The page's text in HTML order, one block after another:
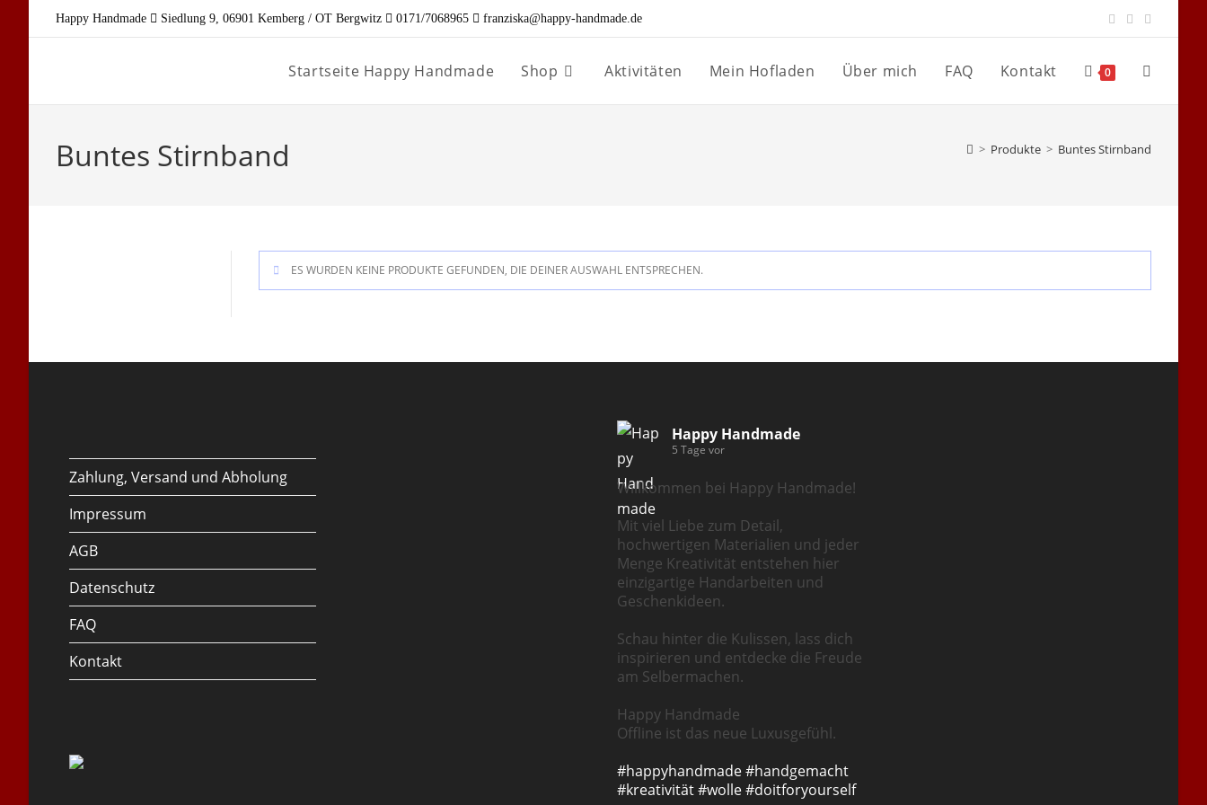
Inhalt
Happy Handmade Siedlung 9, 06901 Kemberg / OT Bergwitz 0171/7068965 franziska@happy-handmade.de
Startseite Happy Handmade Shop Aktivitäten Mein Hofladen Über mich FAQ Kontakt 0 Website-
Buntes Stirnband > Produkte > Buntes Stirnband
ES WURDEN KEINE PRODUKTE GEFUNDEN, DIE DEINER AUSWAHL ENTSPRECHEN.
Zahlung, Versand und Abholung
Impressum
AGB
Datenschutz
FAQ
Kontakt
Happy Handmade
5 Tage vor
Willkommen bei Happy Handmade!
Mit viel Liebe zum Detail,
hochwertigen Materialien und jeder
Menge Kreativität entstehen hier
einzigartige Handarbeiten und
Geschenkideen.
Schau hinter die Kulissen, lass dich
inspirieren und entdecke die Freude
am Selbermachen.
Happy Handmade
Offline ist das neue Luxusgefühl.
#happyhandmade#handgemacht
#kreativität#wolle#doitforyourself